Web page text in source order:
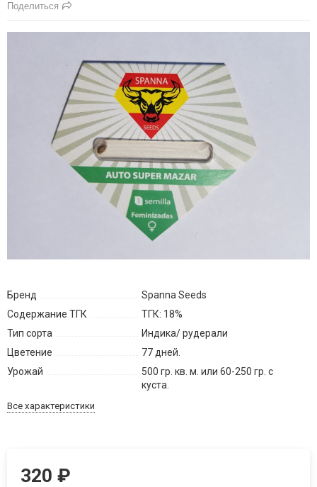
Поделиться
Бренд
Spanna Seeds
Содержание ТГК
ТГК: 18%
Тип сорта
Индика/ рудерали
Цветение
77 дней.
Урожай
500 гр. кв. м. или 60-250 гр. с
куста.
Все характеристики
320₽